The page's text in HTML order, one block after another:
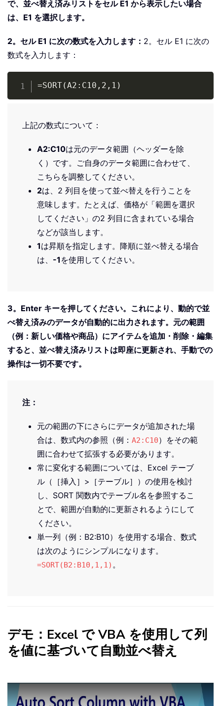
で、並べ替え済みリストをセル E1 から表示したい場合
は、E1 を選択します。
2。セル E1 に次の数式を入力します： 2。セル E1 に次の
数式を入力します：
=SORT(A2:C10,2,1)
上記の数式について：
A2:C10は元のデータ範囲（ヘッダーを除
く）です。ご自身のデータ範囲に合わせて、
こちらを調整してください。
2は、2 列目を使って並べ替えを行うことを
意味します。たとえば、価格が「範囲を選択
してください」の2 列目に含まれている場合
などが該当します。
1は昇順を指定します。降順に並べ替える場合
は、 -1 を使用してください。
3。 Enter キーを押してください。これにより、動的で並
べ替え済みのデータが自動的に出力されます。元の範囲
（例：新しい価格や商品）にアイテムを追加・削除・編集
すると、並べ替え済みリストは即座に更新され、手動での
操作は一切不要です。
注：
元の範囲の下にさらにデータが追加された場
合は、数式内の参照（例： A2:C10）をその範
囲に合わせて拡張する必要があります。
常に変化する範囲については、Excel テーブ
ル（［挿入］>［テーブル］）の使用を検討
し、SORT 関数内でテーブル名を参照するこ
とで、範囲が自動的に更新されるようにして
ください。
単一列（例：B2:B10）を使用する場合、数式
は次のようにシンプルになります。
=SORT(B2:B10,1,1) 。
デモ：Excel で VBA を使用して列
を値に基づいて自動並べ替え